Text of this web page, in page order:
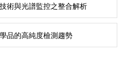
術與光譜監控之整合解析
品的高純度檢測趨勢